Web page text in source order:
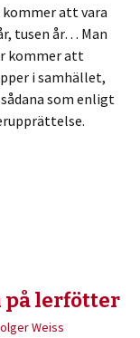
att vara
tusen år… Man
kommer att
i samhället,
som enligt
på lerfötter
Weiss